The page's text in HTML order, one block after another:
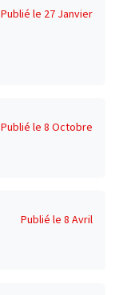
Publié le 27 Janvier
Publié le 8 Octobre
Publié le 8 Avril